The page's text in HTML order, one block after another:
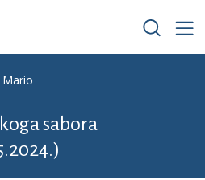
Mario
sabora